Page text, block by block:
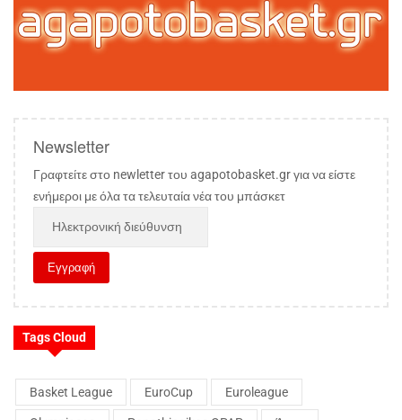
Newsletter
Γραφτείτε στο newletter του agapotobasket.gr για να είστε
ενήμεροι με όλα τα τελευταία νέα του μπάσκετ
Tags Cloud
Basket League EuroCup Euroleague